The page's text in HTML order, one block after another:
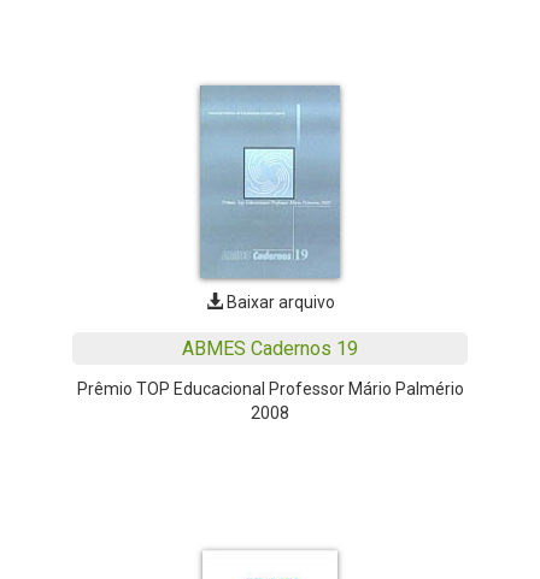
Baixar arquivo
ABMES Cadernos 19
Prêmio TOP Educacional Professor Mário Palmério
2008